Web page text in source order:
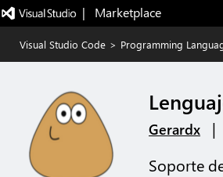
|   Marketplace
Visual Studio Code > Programming
Gerardx |
Soporte